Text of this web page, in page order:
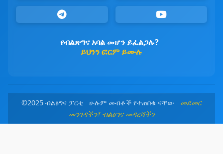
የብልጽግና አባል መሆን ይፈልጋሉ?
ይህንን ፎርም ይሙሉ
©2025 ብልፅግና ፓርቲ ሁሉም መብቶች የተጠበቁ ናቸው መደመር
መንገዳችን፤ ብልፅግና መዳረሻችን